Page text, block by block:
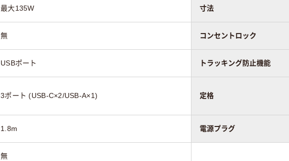
最大135W 寸法
無 コンセントロック
USBポート トラッキング防止機能
3ポート (USB-C×2/USB-A×1) 定格
1.8m 電源プラグ
無